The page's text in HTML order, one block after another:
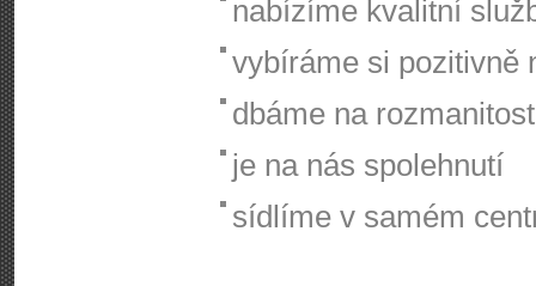
nabízíme kvalitní
vybíráme si pozitivně
dbáme na
je na nás spolehnutí
sídlíme v samém